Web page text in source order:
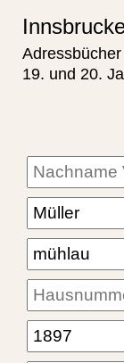
19. und 20.